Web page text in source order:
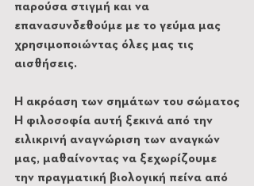
παρούσα στιγμή και να
επανασυνδεθούμε με το γεύμα μας
χρησιμοποιώντας όλες μας τις
αισθήσεις.
Η ακρόαση των σημάτων του σώματος
Η φιλοσοφία αυτή ξεκινά από την
ειλικρινή αναγνώριση των αναγκών
μας, μαθαίνοντας να ξεχωρίζουμε
την πραγματική βιολογική πείνα από